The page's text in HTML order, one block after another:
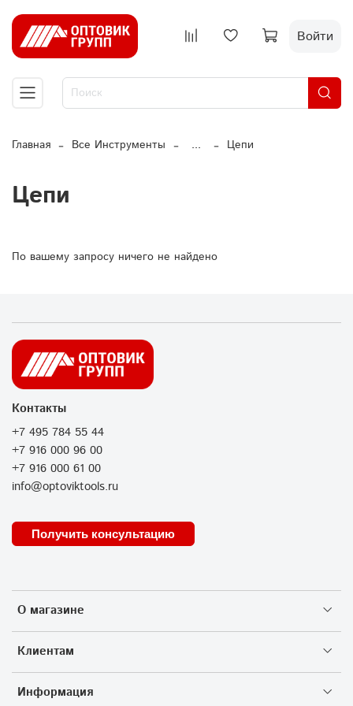
Войти
Главная Все Инструменты ... Цепи
Цепи
По вашему запросу ничего не найдено
О магазине
Клиентам
Информация
Контакты
+7 495 784 55 44
+7 916 000 96 00
+7 916 000 61 00
info@optoviktools.ru
Получить консультацию